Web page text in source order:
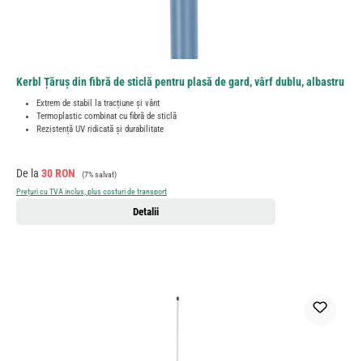
Kerbl Țăruș din fibră de sticlă pentru plasă de gard, vârf dublu, albastru
Extrem de stabil la tracțiune și vânt
Termoplastic combinat cu fibră de sticlă
Rezistență UV ridicată și durabilitate
Preț de vânzare:
De la 30 RON Preț obișnuit:
(7% salvat)
Prețuri cu TVA inclus, plus costuri de transport
Detalii